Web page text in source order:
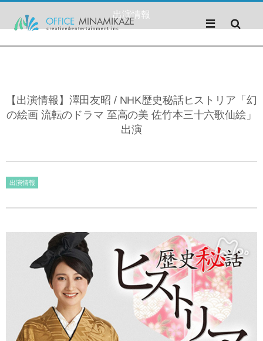
出演情報
【出演情報】澤田友昭 / NHK歴史秘話ヒストリア「幻
の絵画 流転のドラマ 至高の美 佐竹本三十六歌仙絵」
出演
出演情報